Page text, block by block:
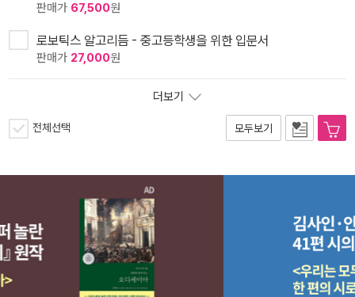
판매가 67,500원
로보틱스 알고리듬 - 중고등학생을 위한 입문서
판매가 27,000원
더보기
전체선택 모두보기